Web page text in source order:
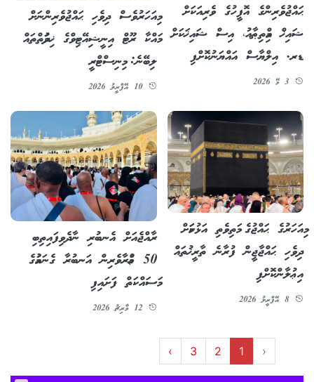
ޙައްޖުވެރިންގެ އޮފީހުގެ ވެރިއަކަށް
ޝައިޚް އިމްތިޠާއު، އިސް ޝައިޚަކަށް
ޑރ. އިލްޔާސް އައްޔަނުކޮށްފި
މިއަހަރުވެސް ދިވެހި ޙައްޖުވެރިންނަށް
މައްކާ ރޫޓް އިނީޝިއޭޓިވްގެ ޚިދުމަތްތައް
ލިބޭނެ: މިނިސްޓްރީ
10 އޭޕްރީލު 2026
މިއަހަރުގެ ޙައްޖުގެ މަތިވެތި އަޅުކަމަށް
ދިވެހި ޙައްޖާޖީން ފުރާނެ ތާރީޚުތައް
އިޢުލާންކޮށްފި
8 އޭޕްރީލު 2026
ރާއްޖެއަށް އެނބުރި ނާދެވިފައިތިބި
50 ޢުމްރާވެރިން އަނބުރާ ގެނައުމުގެ
މަސައްކަތް ފަށައިފި
‹
1
2
3
›